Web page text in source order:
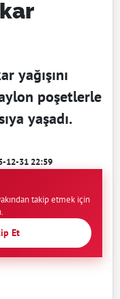
yağışını
poşetlerle
yaşadı.
12-31 22:59
takip etmek için
Et